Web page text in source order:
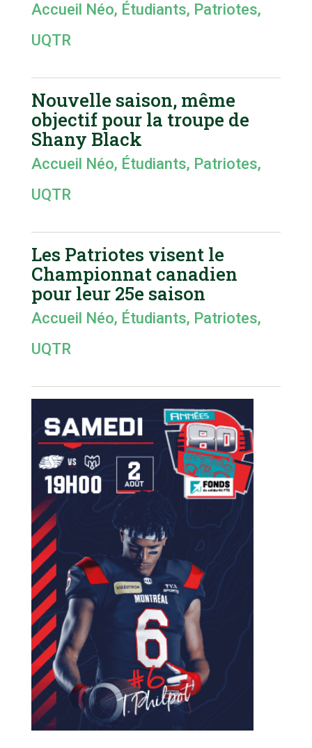
Accueil Néo, Étudiants, Patriotes,
UQTR
Nouvelle saison, même
objectif pour la troupe de
Shany Black
Accueil Néo, Étudiants, Patriotes,
UQTR
Les Patriotes visent le
Championnat canadien
pour leur 25e saison
Accueil Néo, Étudiants, Patriotes,
UQTR